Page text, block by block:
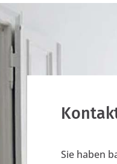
Sie haben